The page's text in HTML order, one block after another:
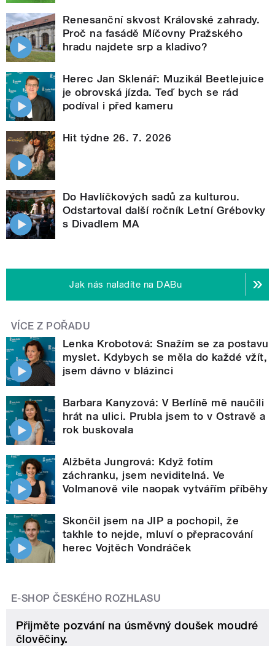
Renesanční skvost Královské zahrady.
Proč na fasádě Míčovny Pražského
hradu najdete srp a kladivo?
Herec Jan Sklenář: Muzikál Beetlejuice
je obrovská jízda. Teď bych se rád
podíval i před kameru
Hit týdne 26. 7. 2026
Do Havlíčkových sadů za kulturou.
Odstartoval další ročník Letní Grébovky
s Divadlem MA
Jak nás naladíte na DABu
VÍCE Z POŘADU
Lenka Krobotová: Snažím se za postavu
myslet. Kdybych se měla do každé vžít,
jsem dávno v blázinci
Barbara Kanyzová: V Berlíně mě naučili
hrát na ulici. Prubla jsem to v Ostravě a
rok buskovala
Alžběta Jungrová: Když fotím
záchranku, jsem neviditelná. Ve
Volmanově vile naopak vytvářím příběhy
Skončil jsem na JIP a pochopil, že
takhle to nejde, mluví o přepracování
herec Vojtěch Vondráček
E-SHOP ČESKÉHO ROZHLASU
Přijměte pozvání na úsměvný doušek moudré
člověčiny.